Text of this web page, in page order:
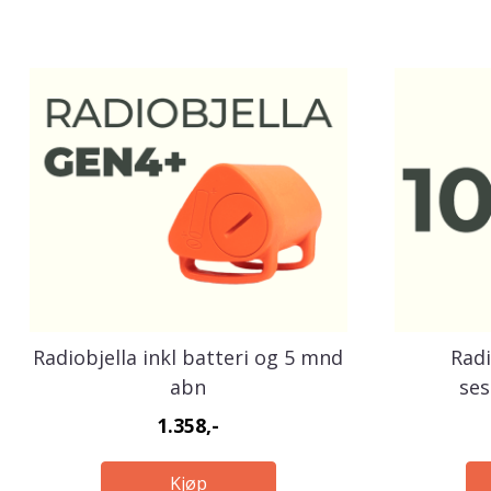
Radiobjella inkl batteri og 5 mnd
abn
1.358,-
Kjøp